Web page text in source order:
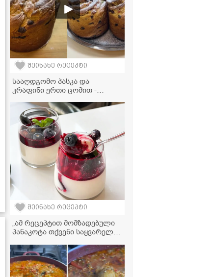
შეინახე რეცეპტი
სააღდგომო პასკა და
კრაფინი ერთი ცომით -
გემირიელი რეცეპტი
შეინახე რეცეპტი
„ამ რეცეპტით მომზადებული
პანაკოტა თქვენი საყვარელი
მკითხველის რეცეპტი